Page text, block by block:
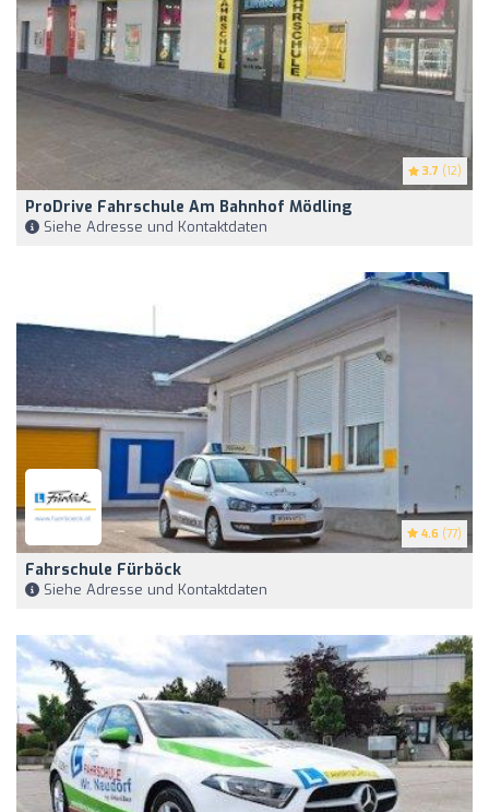
3.7 (12)
ProDrive Fahrschule Am Bahnhof Mödling
Siehe Adresse und Kontaktdaten
4.6 (77)
Fahrschule Fürböck
Siehe Adresse und Kontaktdaten